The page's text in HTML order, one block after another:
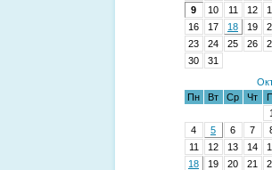
9
10 11 12
16
17 18 19
23
24 25 26
30
31
Пн
Вт Ср Чт
4
5 6 7
11
12 13 14
18
19 20 21